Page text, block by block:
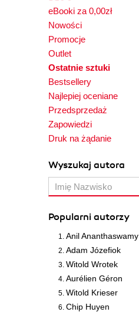
eBooki za 0,00zł
Nowości
Promocje
Outlet
Ostatnie sztuki
Bestsellery
Najlepiej oceniane
Przedsprzedaż
Zapowiedzi
Druk na żądanie
Wyszukaj autora
Popularni autorzy
Anil Ananthaswamy
Adam Józefiok
Witold Wrotek
Aurélien Géron
Witold Krieser
Chip Huyen